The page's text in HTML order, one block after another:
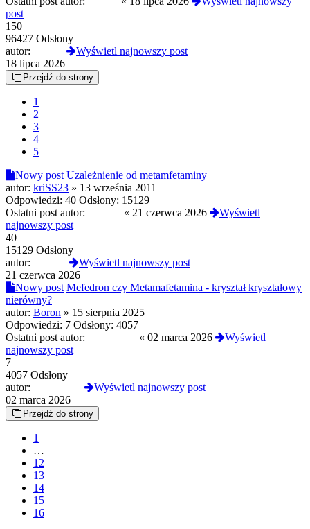
post
150
96427 Odsłony
autor:
Wyświetl najnowszy post
18 lipca 2026
Przejdź do strony
1
2
3
4
5
Nowy post Uzależnienie od metamfetaminy
autor: kriSS23 » 13 września 2011
Odpowiedzi: 40 Odsłony: 15129
Ostatni post autor:
« 21 czerwca 2026
Wyświetl
najnowszy post
40
15129 Odsłony
autor:
Wyświetl najnowszy post
21 czerwca 2026
Nowy post Mefedron czy Metamafetamina - kryształ kryształowy
nierówny?
autor: Boron » 15 sierpnia 2025
Odpowiedzi: 7 Odsłony: 4057
Ostatni post autor:
« 02 marca 2026
Wyświetl
najnowszy post
7
4057 Odsłony
autor:
Wyświetl najnowszy post
02 marca 2026
Przejdź do strony
1
…
12
13
14
15
16